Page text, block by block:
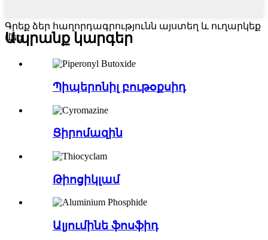
Գրեք ձեր հաղորդագրությունն այստեղ և ուղարկեք
մեզ
Ապրանք կարգեր
Պիպերոնիլ բութօքսիդ
Ցիրոմազին
Թիոցիկլամ
Ալյումինե ֆոսֆիդ